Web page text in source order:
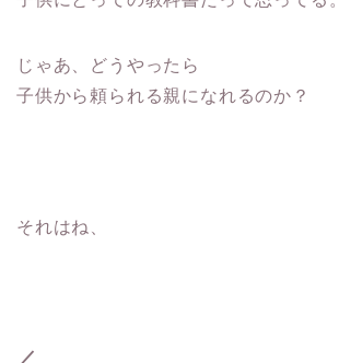
じゃあ、どうやったら
子供から頼られる親になれるのか？
それはね、
／